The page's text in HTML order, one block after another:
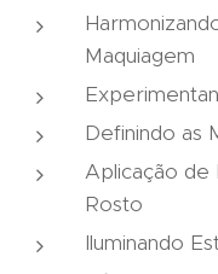
Maquiagem
Definindo as
Aplicação de
Rosto
Iluminando